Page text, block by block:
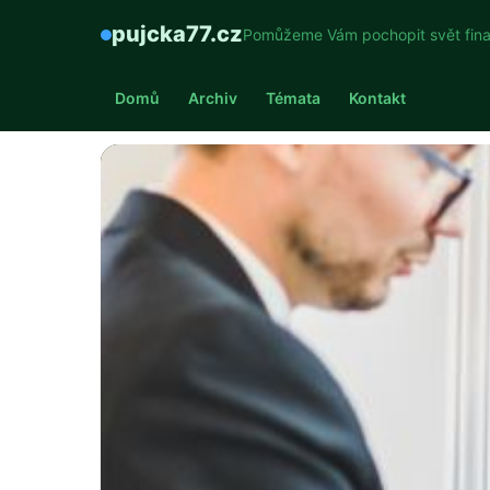
pujcka77.czPomůžeme Vám pochopit svět
Domů Archiv Témata Kontakt